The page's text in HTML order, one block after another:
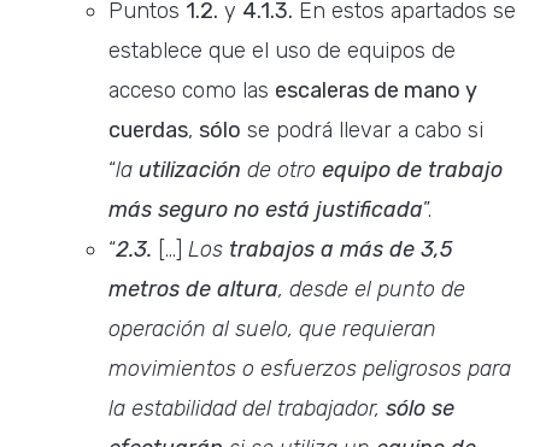
Puntos 1.2. y 4.1.3. En estos apartados se
establece que el uso de equipos de
acceso como las escaleras de mano y
cuerdas, sólo se podrá llevar a cabo si
“la utilización de otro equipo de trabajo
más seguro no está justificada”.
“2.3. […] Los trabajos a más de 3,5
metros de altura, desde el punto de
operación al suelo, que requieran
movimientos o esfuerzos peligrosos para
la estabilidad del trabajador, sólo se